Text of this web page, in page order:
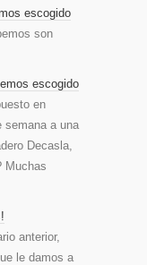
escogido
son
escogido
en
semana a una
Decasla,
Muchas
anterior,
le damos a